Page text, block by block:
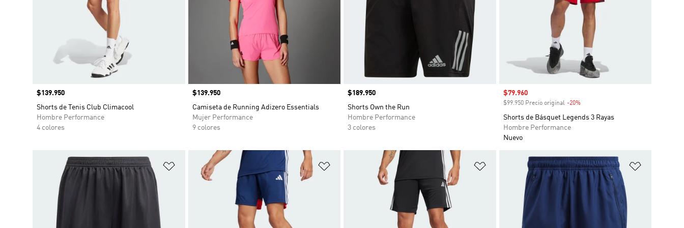
Precio
$139.950
Shorts de Tenis Club Climacool
Hombre Performance
4 colores
Precio
$139.950
Camiseta de Running Adizero Essentials
Mujer Performance
9 colores
Precio
$189.950
Shorts Own the Run
Hombre Performance
3 colores
Precio de venta
$79.960
$99.950 Precio original -20%Descuento
Shorts de Básquet Legends 3 Rayas
Hombre Performance
Nuevo
Añadir a la lista de deseos Añadir a la lista de deseos Añadir a la lista de deseos